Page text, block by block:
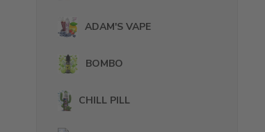
ADAM'S VAPE
BOMBO
CHILL PILL